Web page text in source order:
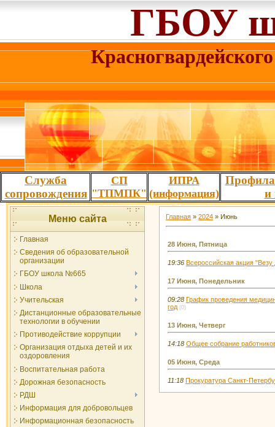
ГБОУ
Служба
сопровождения
СП
"ТПМПК"
ИПРА
(информация)
и
Меню сайта
Главная
Сведения об образовательной
организации
ГБОУ школа №665
Школа
Учительская
Дистанционные образовательные
технологии в обучении
Противодействие коррупции
Организация отдыха детей и их
оздоровления
Воспитательная работа
Дорожная безопасность
РДШ
Информация для добровольцев
Информационная безопасность
Главная » 2024 » Июнь
28 Июня, Пятница
19:36 Всероссийская акция "Везу
17 Июня, Понедельник
09:28 График проведения
год (0)
13 Июня, Четверг
14:18 Общее собрание
05 Июня, Среда
11:18 Прокуратура Санкт-